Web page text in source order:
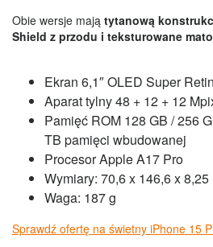
Obie wersje mają tytanową
Shield z przodu i teksturowane
Ekran 6,1″ OLED Super
Aparat tylny 48 + 12 + 12
Pamięć ROM 128 GB / 256
TB pamięci wbudowanej
Procesor Apple A17 Pro
Wymiary: 70,6 x 146,6 x 8,25
Waga: 187 g
Sprawdź ofertę na świetny iPhone 15